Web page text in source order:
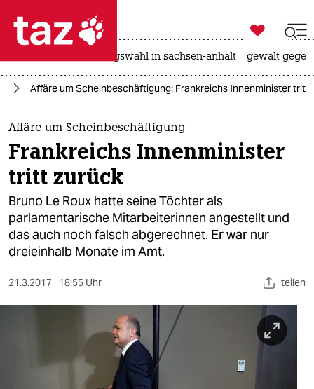
 taz zahl ich
taz zahl ich
themen
politik
öko
gesellschaft
kultur
sport

taz zahl ich
landtagswahl in sachsen-anhalt gewalt
Affäre um Scheinbeschäftigung: Frankreichs Innenminister tritt
Affäre um Scheinbeschäftigung
Frankreichs Innenminister
tritt zurück
Bruno Le Roux hatte seine Töchter als
parlamentarische Mitarbeiterinnen angestellt und
das auch noch falsch abgerechnet. Er war nur
dreieinhalb Monate im Amt.
21.3.2017 18:55 Uhr teilen